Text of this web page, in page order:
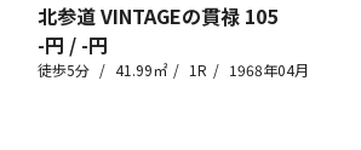
北参道 VINTAGEの貫禄 105
-円 / -円
徒歩5分 41.99㎡ 1R 1968年04月